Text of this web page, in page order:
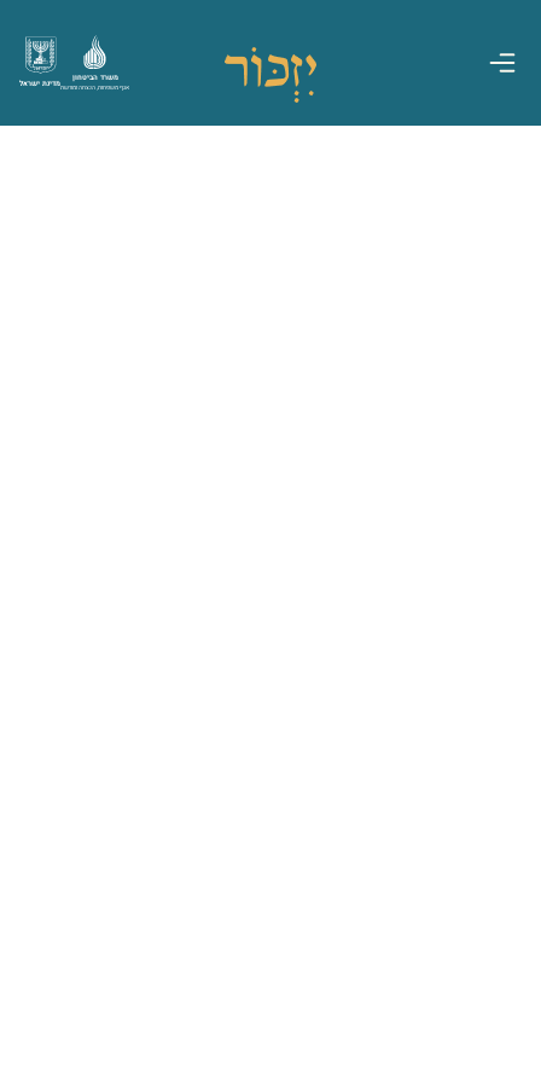
מדינת ישראל
משרד הביטחון
אגף משפחות, הנצחה ומורשת